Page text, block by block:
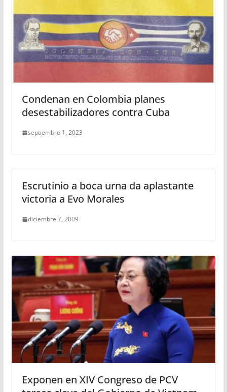
Condenan en Colombia planes
desestabilizadores contra Cuba
septiembre 1, 2023
Escrutinio a boca urna da aplastante
victoria a Evo Morales
diciembre 7, 2009
Exponen en XIV Congreso de PCV